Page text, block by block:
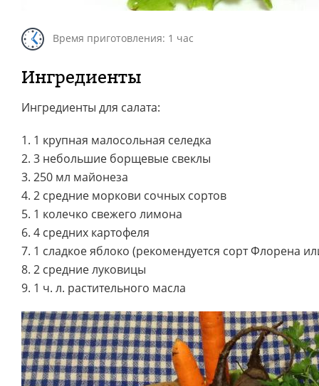
Время приготовления: 1 час
Ингредиенты
Ингредиенты для салата:
1. 1 крупная малосольная селедка
2. 3 небольшие борщевые свеклы
3. 250 мл майонеза
4. 2 средние моркови сочных сортов
5. 1 колечко свежего лимона
6. 4 средних картофеля
7. 1 сладкое яблоко (рекомендуется сорт Флорена
8. 2 средние луковицы
9. 1 ч. л. растительного масла